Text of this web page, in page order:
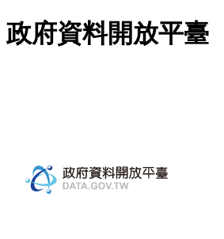
跳至主要內容
政府資料開放平臺